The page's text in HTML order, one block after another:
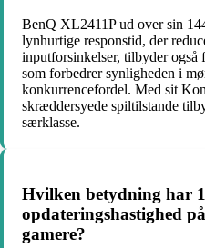
BenQ XL2411P ud over sin
lynhurtige responstid, der
inputforsinkelser, tilbyder også
som forbedrer synligheden i
konkurrencefordel. Med sit
skræddersyede spiltilstande
særklasse.
Hvilken betydning har
opdateringshastighed
gamere?